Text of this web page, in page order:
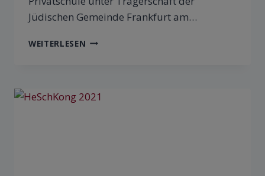
Jüdischen Gemeinde Frankfurt am…
WEITERLESEN